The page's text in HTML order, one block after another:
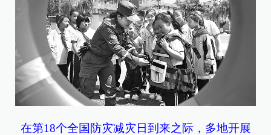
在第18个全国防灾减灾日到来之际，多地开展